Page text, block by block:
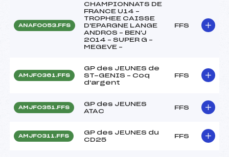
ANAF0053.FFS
CHAMPIONNATS DE
FRANCE U14 –
TROPHEE CAISSE
D'EPARGNE LANGE
ANDROS – BEN'J
2014 – SUPER G –
MEGEVE –
FFS
AMJF0361.FFS
GP des JEUNES de
ST-GENIS – Coq
d'argent
FFS
AMJF0351.FFS
GP des JEUNES
ATAC
FFS
AMJF0311.FFS
GP des JEUNES du
CD25
FFS